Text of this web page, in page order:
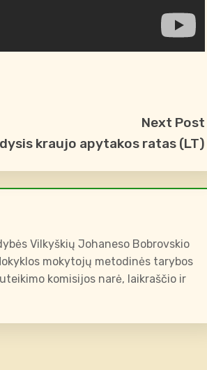
Next Post
kraujo apytakos ratas (LT)
Vilkyškių Johaneso Bobrovskio
mokytojų metodinės tarybos
komisijos narė, laikraščio ir